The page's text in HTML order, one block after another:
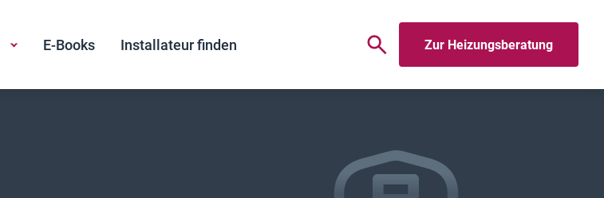
E-Books Installateur finden Zur Heizungsberatung